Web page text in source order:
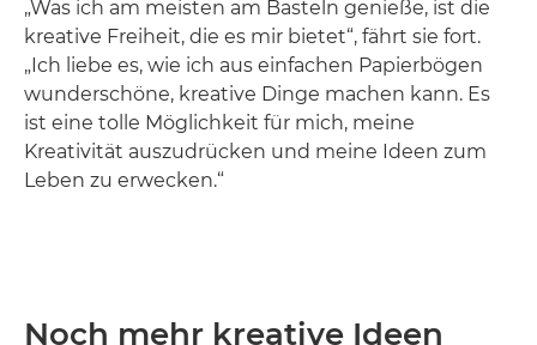
„Was ich am meisten am Basteln genieße, ist die
kreative Freiheit, die es mir bietet“, fährt sie fort.
„Ich liebe es, wie ich aus einfachen Papierbögen
wunderschöne, kreative Dinge machen kann. Es
ist eine tolle Möglichkeit für mich, meine
Kreativität auszudrücken und meine Ideen zum
Leben zu erwecken.“
Noch mehr kreative Ideen